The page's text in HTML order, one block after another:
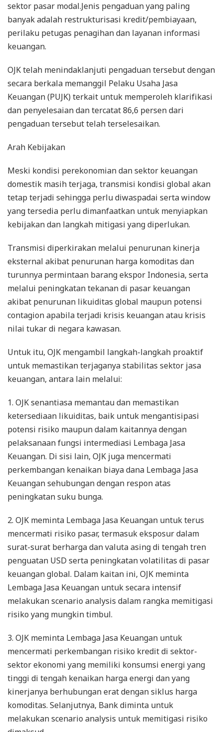
sektor pasar modal.Jenis pengaduan yang paling
banyak adalah restrukturisasi kredit/pembiayaan,
perilaku petugas penagihan dan layanan informasi
keuangan.
OJK telah menindaklanjuti pengaduan tersebut dengan
secara berkala memanggil Pelaku Usaha Jasa
Keuangan (PUJK) terkait untuk memperoleh klarifikasi
dan penyelesaian dan tercatat 86,6 persen dari
pengaduan tersebut telah terselesaikan.
Arah Kebijakan
Meski kondisi perekonomian dan sektor keuangan
domestik masih terjaga, transmisi kondisi global akan
tetap terjadi sehingga perlu diwaspadai serta window
yang tersedia perlu dimanfaatkan untuk menyiapkan
kebijakan dan langkah mitigasi yang diperlukan.
Transmisi diperkirakan melalui penurunan kinerja
eksternal akibat penurunan harga komoditas dan
turunnya permintaan barang ekspor Indonesia, serta
melalui peningkatan tekanan di pasar keuangan
akibat penurunan likuiditas global maupun potensi
contagion apabila terjadi krisis keuangan atau krisis
nilai tukar di negara kawasan.
Untuk itu, OJK mengambil langkah-langkah proaktif
untuk memastikan terjaganya stabilitas sektor jasa
keuangan, antara lain melalui:
1. OJK senantiasa memantau dan memastikan
ketersediaan likuiditas, baik untuk mengantisipasi
potensi risiko maupun dalam kaitannya dengan
pelaksanaan fungsi intermediasi Lembaga Jasa
Keuangan. Di sisi lain, OJK juga mencermati
perkembangan kenaikan biaya dana Lembaga Jasa
Keuangan sehubungan dengan respon atas
peningkatan suku bunga.
2. OJK meminta Lembaga Jasa Keuangan untuk terus
mencermati risiko pasar, termasuk eksposur dalam
surat-surat berharga dan valuta asing di tengah tren
penguatan USD serta peningkatan volatilitas di pasar
keuangan global. Dalam kaitan ini, OJK meminta
Lembaga Jasa Keuangan untuk secara intensif
melakukan scenario analysis dalam rangka memitigasi
risiko yang mungkin timbul.
3. OJK meminta Lembaga Jasa Keuangan untuk
mencermati perkembangan risiko kredit di sektor-
sektor ekonomi yang memiliki konsumsi energi yang
tinggi di tengah kenaikan harga energi dan yang
kinerjanya berhubungan erat dengan siklus harga
komoditas. Selanjutnya, Bank diminta untuk
melakukan scenario analysis untuk memitigasi risiko